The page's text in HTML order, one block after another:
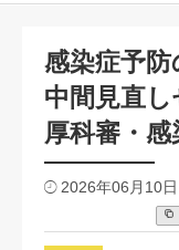
感染症予
中間見直
厚科審・
2026年06月10